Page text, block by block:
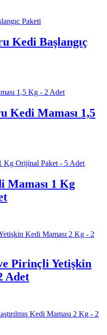
Kedi Başlangıç
Kedi Maması 1,5
1 Kg
Pirinçli Yetişkin
Adet